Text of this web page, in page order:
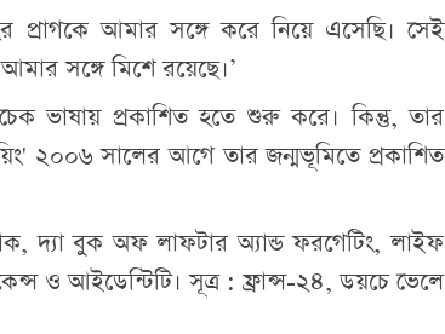
আমার সঙ্গে করে নিয়ে এসেছি। সেই
সঙ্গে মিশে রয়েছে।’
ভাষায় প্রকাশিত হতে শুরু করে। কিন্তু, তার
২০০৬ সালের আগে তার জন্মভূমিতে প্রকাশিত
দ্যা বুক অফ লাফটার অ্যান্ড ফরগেটিং, লাইফ
ও আইডেন্টিটি। সূত্র : ফ্রান্স-২৪, ডয়চে ভেলে